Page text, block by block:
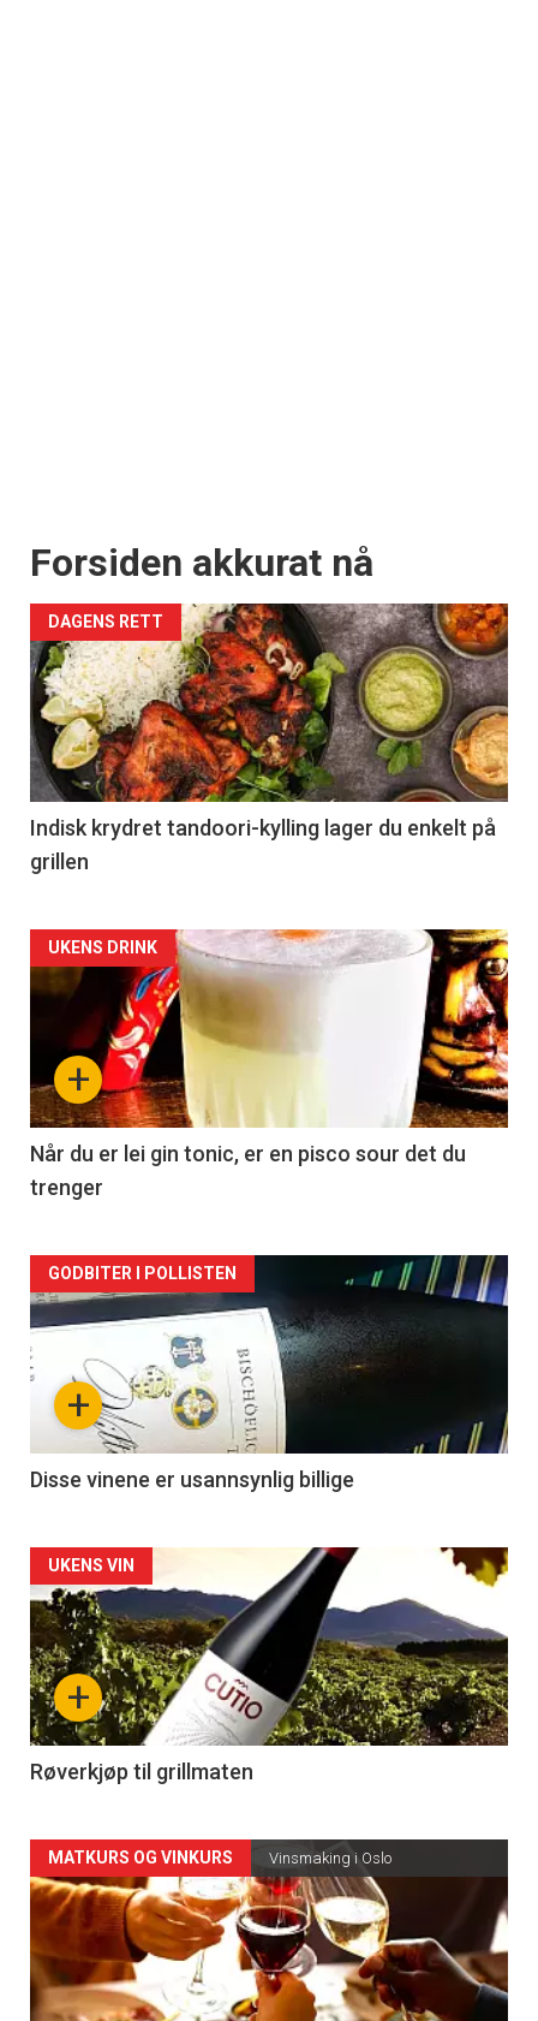
Forsiden akkurat nå
DAGENS RETT
Indisk krydret tandoori-kylling lager du enkelt på
grillen
Forsiden
akkurat
nå
-
2
+
UKENS DRINK
Når du er lei gin tonic, er en pisco sour det du
trenger
Forsiden
akkurat
nå
3
+
GODBITER I POLLISTEN
Disse vinene er usannsynlig billige
Forsiden
akkurat
nå
-
4
+
UKENS VIN
Røverkjøp til grillmaten
Forsiden
akkurat
nå
MATKURS OG VINKURS Vinsmaking i Oslo